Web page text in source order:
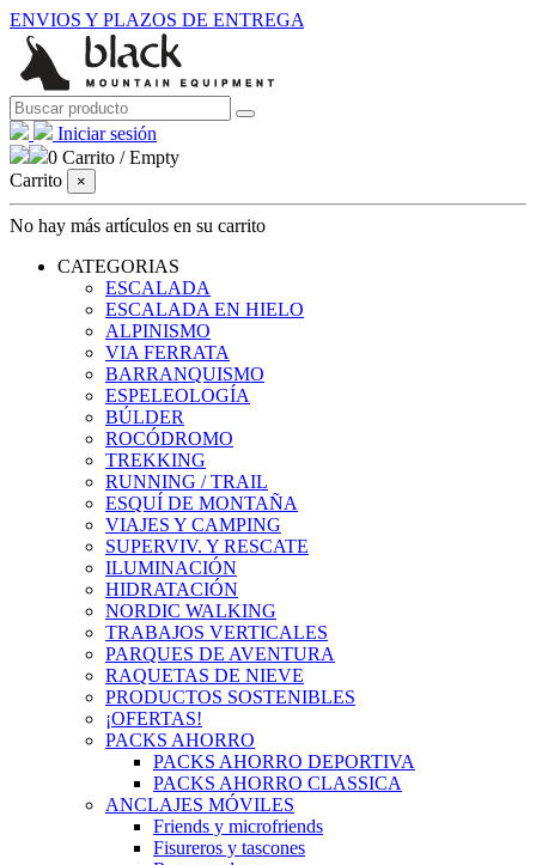
ENVIOS Y PLAZOS DE ENTREGA
Iniciar sesión
0 Carrito /Empty
Carrito
×
No hay más artículos en su carrito
CATEGORIAS
ESCALADA
ESCALADA EN HIELO
ALPINISMO
VIA FERRATA
BARRANQUISMO
ESPELEOLOGÍA
BÚLDER
ROCÓDROMO
TREKKING
RUNNING / TRAIL
ESQUÍ DE MONTAÑA
VIAJES Y CAMPING
SUPERVIV. Y RESCATE
ILUMINACIÓN
HIDRATACIÓN
NORDIC WALKING
TRABAJOS VERTICALES
PARQUES DE AVENTURA
RAQUETAS DE NIEVE
PRODUCTOS SOSTENIBLES
¡OFERTAS!
PACKS AHORRO
PACKS AHORRO DEPORTIVA
PACKS AHORRO CLASSICA
ANCLAJES MÓVILES
Friends y microfriends
Fisureros y tascones